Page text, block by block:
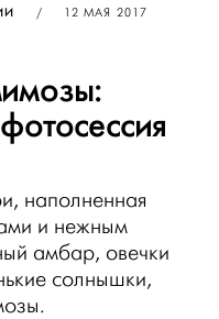
/ ОПУБЛИКОВАНО
12 МАЯ 2017
наполненная
и нежным
амбар, овечки
солнышки,